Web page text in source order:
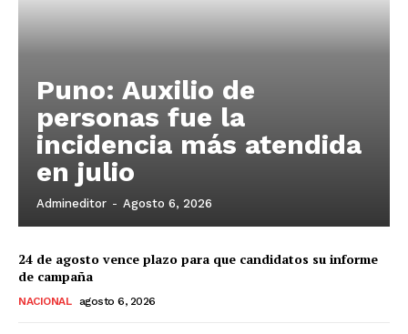
Puno: Auxilio de
personas fue la
incidencia más atendida
en julio
Admineditor - Agosto 6, 2026
24 de agosto vence plazo para que candidatos su informe
de campaña
NACIONAL agosto 6, 2026